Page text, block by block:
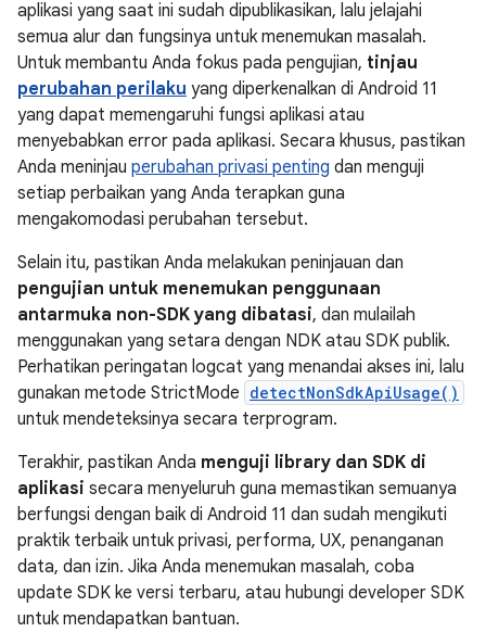
aplikasi yang saat ini sudah dipublikasikan, lalu jelajahi
semua alur dan fungsinya untuk menemukan masalah.
Untuk membantu Anda fokus pada pengujian, tinjau
perubahan perilaku yang diperkenalkan di Android 11
yang dapat memengaruhi fungsi aplikasi atau
menyebabkan error pada aplikasi. Secara khusus, pastikan
Anda meninjau perubahan privasi penting dan menguji
setiap perbaikan yang Anda terapkan guna
mengakomodasi perubahan tersebut.
Selain itu, pastikan Anda melakukan peninjauan dan
pengujian untuk menemukan penggunaan
antarmuka non-SDK yang dibatasi, dan mulailah
menggunakan yang setara dengan NDK atau SDK publik.
Perhatikan peringatan logcat yang menandai akses ini, lalu
gunakan metode StrictMode detectNonSdkApiUsage()
untuk mendeteksinya secara terprogram.
Terakhir, pastikan Anda menguji library dan SDK di
aplikasi secara menyeluruh guna memastikan semuanya
berfungsi dengan baik di Android 11 dan sudah mengikuti
praktik terbaik untuk privasi, performa, UX, penanganan
data, dan izin. Jika Anda menemukan masalah, coba
update SDK ke versi terbaru, atau hubungi developer SDK
untuk mendapatkan bantuan.